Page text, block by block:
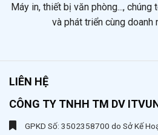
Máy in, thiết bị văn phòng...,
và phát triển cùng doanh
LIÊN HỆ
CÔNG TY TNHH TM DV
GPKD Số: 3502358700 do Sở Kế